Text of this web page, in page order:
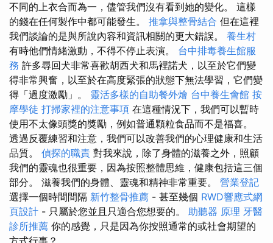
不同的上衣合而為一，儘管我們沒有看到她的變化。 這樣
的錢在任何製作中都可能發生。 推拿與整骨結合 但在這裡
我們談論的是與所說內容和資訊相關的更大錯誤。 養生村
有時他們情緒激動，不得不停止表演。 台中排毒養生館服
務 許多尋回犬非常喜歡胡西犬和馬裡諾犬，以至於它們變
得非常興奮，以至於在高度緊張的狀態下無法學習，它們變
得「過度激勵」。 靈活多樣的自助餐外燴 台中養生會館 按
摩學徒 打掃家裡的注意事項 在這種情況下，我們可以暫時
使用不太像頭獎的獎勵，例如普通顆粒食品而不是福喜。
透過反覆練習和注意，我們可以改善我們的心理健康和生活
品質。 偵探的職責 對我來說，除了身體的滋養之外，照顧
我們的靈魂也很重要，因為按照整體思維，健康包括這三個
部分。 滋養我們的身體、靈魂和精神非常重要。 營業登記
選擇一個時間間隔 新竹整骨推薦 - 甚至幾個 RWD響應式網
頁設計 - 只屬於您並且只適合您想要的。 助聽器 原理 牙醫
診所推薦 你的感覺，只是因為你按照通常的或社會期望的
方式行事？